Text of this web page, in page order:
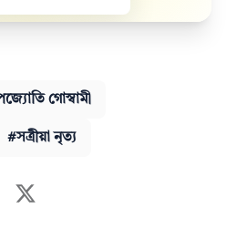
গোস্বামী
#সত্ৰীয়া নৃত্য